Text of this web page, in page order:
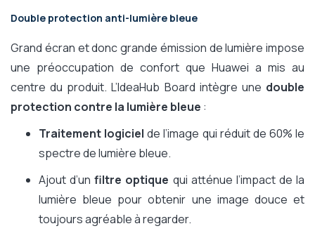
Double protection anti-lumière bleue
Grand écran et donc grande émission de lumière impose
une préoccupation de confort que Huawei a mis au
centre du produit. L’IdeaHub Board intègre une double
protection contre la lumière bleue :
Traitement logiciel de l’image qui réduit de 60% le
spectre de lumière bleue.
Ajout d’un filtre optique qui atténue l’impact de la
lumière bleue pour obtenir une image douce et
toujours agréable à regarder.